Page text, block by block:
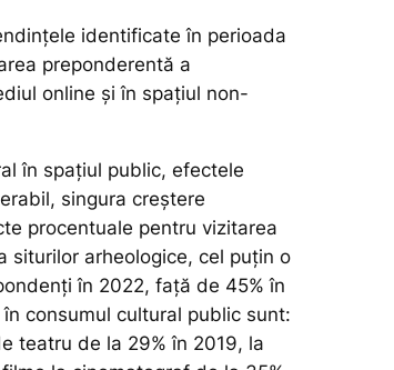
identificate în perioada
preponderentă a
online și în spațiul non-
în spațiul public, efectele
singura creștere
procentuale pentru vizitarea
siturilor arheologice, cel puțin o
în 2022, față de 45% în
consumul cultural public sunt:
teatru de la 29% în 2019, la